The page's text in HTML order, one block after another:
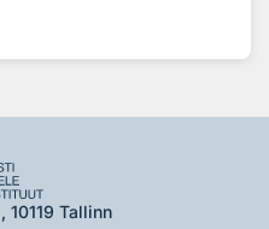
10119 Tallinn